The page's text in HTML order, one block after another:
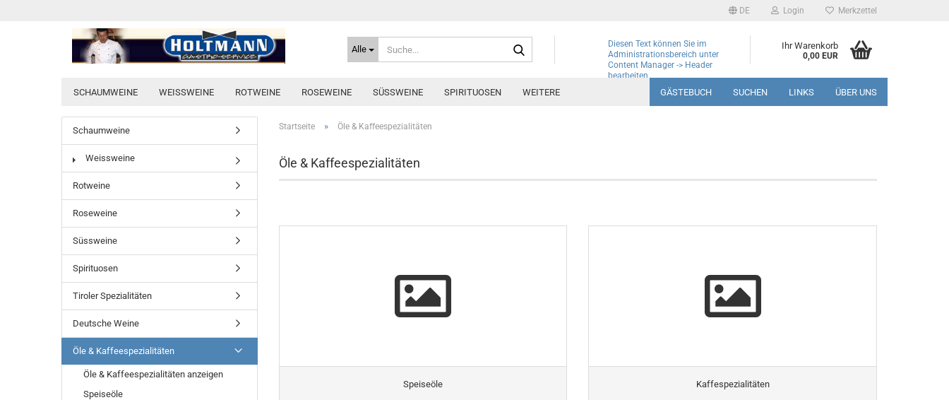
DE Login Merkzettel
Alle
Diesen Text können Sie im
Administrationsbereich unter
Content Manager -> Header
bearbeiten.
Ihr Warenkorb
0,00 EUR
SCHAUMWEINE WEISSWEINE ROTWEINE ROSEWEINE SÜSSWEINE SPIRITUOSEN GÄSTEBUCH SUCHEN LINKS ÜBER UNS
WEITERE
Startseite » Öle & Kaffeespezialitäten
Öle & Kaffeespezialitäten
Speiseöle Kaffespezialitäten
Schaumweine
Weissweine
Rotweine
Roseweine
Süssweine
Spirituosen
Tiroler Spezialitäten
Deutsche Weine
Öle & Kaffeespezialitäten
Öle & Kaffeespezialitäten anzeigen
Speiseöle